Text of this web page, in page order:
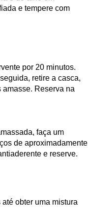
e temperecom
por 20 minutos.
retire a casca,
amasse. Reserva na
faça um
de aproximadamente
e reserve.
obter uma mistura